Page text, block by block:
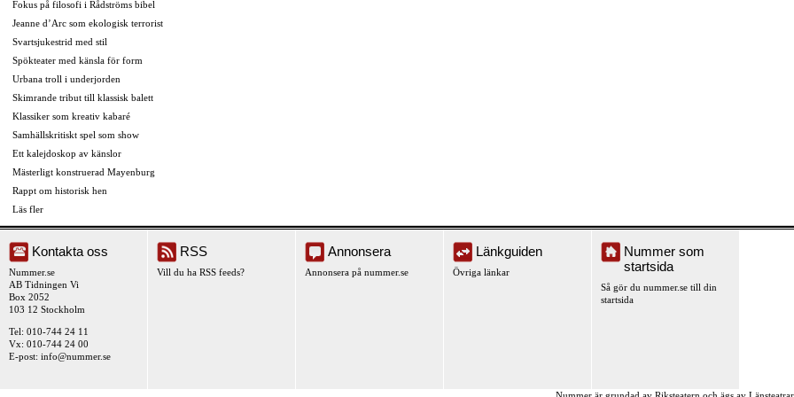
Fokus på filosofi i Rådströms bibel
Jeanne d’Arc som ekologisk terrorist
Svartsjukestrid med stil
Spökteater med känsla för form
Urbana troll i underjorden
Skimrande tribut till klassisk balett
Klassiker som kreativ kabaré
Samhällskritiskt spel som show
Ett kalejdoskop av känslor
Mästerligt konstruerad Mayenburg
Rappt om historisk hen
Läs fler
Kontakta oss
Nummer.se
AB Tidningen Vi
Box 2052
103 12 Stockholm
Tel: 010-744 24 11
Vx: 010-744 24 00
E-post: info@nummer.se
RSS
Vill du ha RSS feeds?
Annonsera
Annonsera på nummer.se
Länkguiden
Övriga länkar
Nummer som
startsida
Så gör du nummer.se till din
startsida